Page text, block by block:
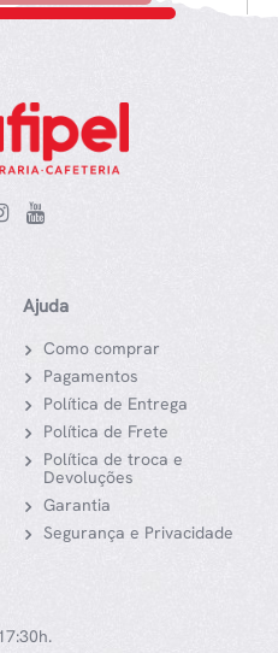
Ajuda
Como comprar
Pagamentos
Política de Entrega
Política de Frete
Política de troca e
Devoluções
Garantia
Segurança e Privacidade